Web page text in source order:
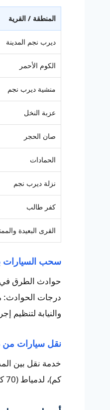
المنطقة / القرية
ديرب نجم المدينة
الكوم الأحمر
منشية ديرب نجم
عزبة النخل
صان الحجر
الحمادات
نزلة ديرب نجم
كفر طالب
القرى البعيدة
سحب السيارات
حوادث الطرق في
درجات الحوادث:
والنيابة لتنظيم
نقل سيارات من
كم)، لدمياط (70 كم). السعر يُحسب بالكيلومتر بسعر شفاف يبدأ من 3 جنيه للكيلومتر الواحد.